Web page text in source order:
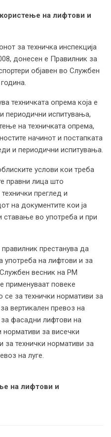
на лифтови и
за техничка инспекција
донесен е Правилник за
објавен во Службен
техничката опрема која е
периодични испитувања,
на техничката опрема,
начинот и постапката
и периодични испитувања.
услови кои треба
правни лица што
преглед и
на документите кои ја
ставање во употреба и при
престанува да
на лифтови и за
весник на РМ
применуваат повеке
за технички нормативи за
вертикален превоз на
за фасадни лифтови на
нормативи за висечки
за технички нормативи за
на луге.
на лифтови и